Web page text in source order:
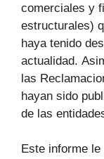
comerciales y
estructurales)
haya tenido
actualidad.
las
hayan sido
de las
Este informe